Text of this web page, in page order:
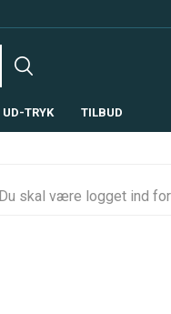
UD-TRYK TILBUD
Du skal være logget ind